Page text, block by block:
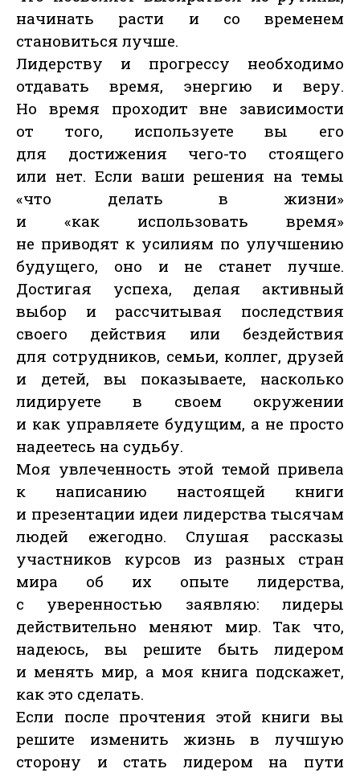
начинать расти и со временем
становиться лучше.
Лидерству и прогрессу необходимо
отдавать время, энергию и веру.
Но время проходит вне зависимости
от того, используете вы его
для достижения чего-то стоящего
или нет. Если ваши решения на темы
«что делать в жизни»
и «как использовать время»
не приводят к усилиям по улучшению
будущего, оно и не станет лучше.
Достигая успеха, делая активный
выбор и рассчитывая последствия
своего действия или бездействия
для сотрудников, семьи, коллег, друзей
и детей, вы показываете, насколько
лидируете в своем окружении
и как управляете будущим, а не просто
надеетесь на судьбу.
Моя увлеченность этой темой привела
к написанию настоящей книги
и презентации идеи лидерства тысячам
людей ежегодно. Слушая рассказы
участников курсов из разных стран
мира об их опыте лидерства,
с уверенностью заявляю: лидеры
действительно меняют мир. Так что,
надеюсь, вы решите быть лидером
и менять мир, а моя книга подскажет,
как это сделать.
Если после прочтения этой книги вы
решите изменить жизнь в лучшую
сторону и стать лидером на пути